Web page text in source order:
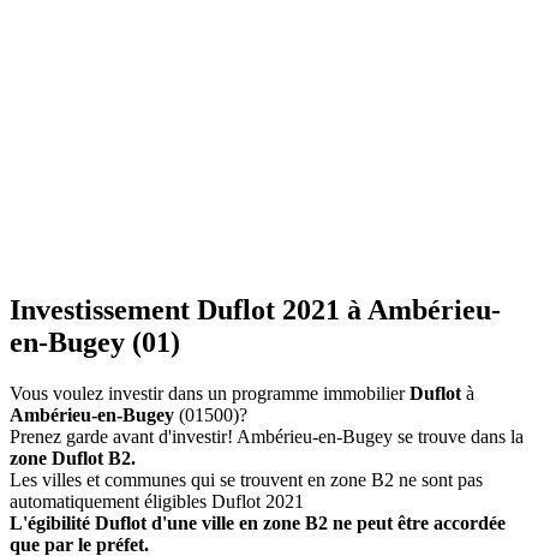
Investissement Duflot 2021 à Ambérieu-
en-Bugey (01)
Vous voulez investir dans un programme immobilierDuflot à
Ambérieu-en-Bugey (01500)?
Prenez garde avant d'investir! Ambérieu-en-Bugey se trouve dans la
zone Duflot B2.
Les villes et communes qui se trouvent en zone B2 ne sont pas
automatiquement éligibles Duflot 2021
L'égibilité Duflot d'une ville en zone B2 ne peut être accordée
que par le préfet.